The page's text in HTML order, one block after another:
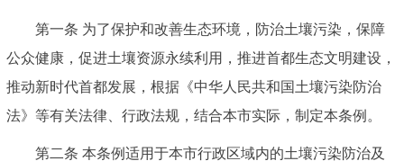
第一条 为了保护和改善生态环境，防治土壤污染，保障
公众健康，促进土壤资源永续利用，推进首都生态文明建设，
推动新时代首都发展，根据《中华人民共和国土壤污染防治
法》等有关法律、行政法规，结合本市实际，制定本条例。
第二条 本条例适用于本市行政区域内的土壤污染防治及